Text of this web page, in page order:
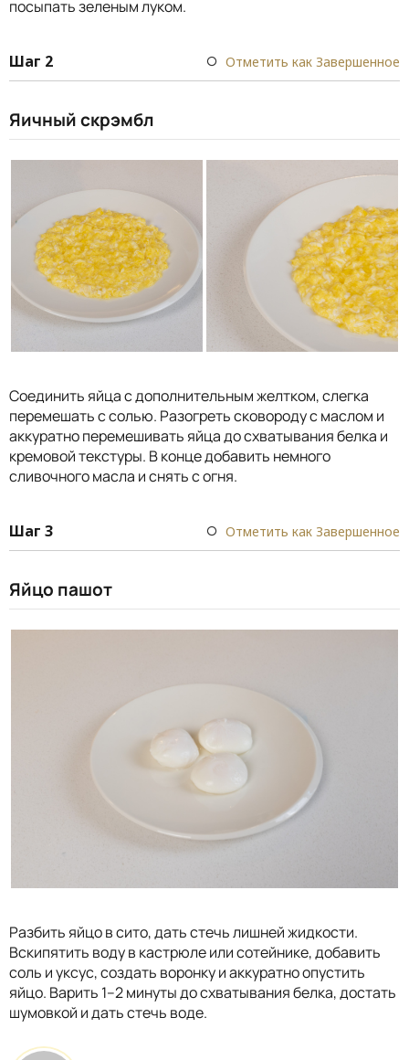
посыпать зеленым луком.
Шаг 2 Отметить как Завершенное
Яичный скрэмбл
Соединить яйца с дополнительным желтком, слегка
перемешать с солью. Разогреть сковороду с маслом и
аккуратно перемешивать яйца до схватывания белка и
кремовой текстуры. В конце добавить немного
сливочного масла и снять с огня.
Шаг 3 Отметить как Завершенное
Яйцо пашот
Разбить яйцо в сито, дать стечь лишней жидкости.
Вскипятить воду в кастрюле или сотейнике, добавить
соль и уксус, создать воронку и аккуратно опустить
яйцо. Варить 1–2 минуты до схватывания белка, достать
шумовкой и дать стечь воде.